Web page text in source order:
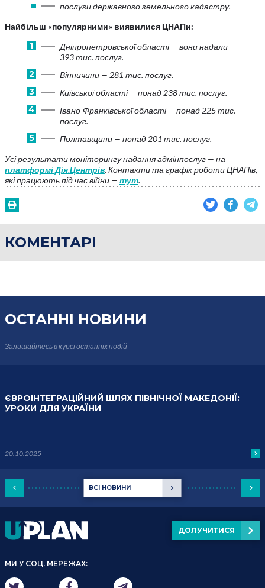
послуги державного земельного кадастру.
Найбільш «популярними» виявилися ЦНАПи:
Дніпропетровської області — вони надали
393 тис. послуг.
Вінничини — 281 тис. послуг.
Київської області — понад 238 тис. послуг.
Івано-Франківської області — понад 225 тис.
послуг.
Полтавщини — понад 201 тис. послуг.
Усі результати моніторингу надання адмінпослуг — на
платформі Дія.Центрів. Контакти та графік роботи ЦНАПів,
які працюють під час війни — тут.
КОМЕНТАРІ
ОСТАННІ НОВИНИ
Залишайтесь в курсіостанніх подій
ВСІ НОВИНИ
ЄВРОІНТЕГРАЦІЙНИЙ ШЛЯХ ПІВНІЧНОЇ МАКЕДОНІЇ:
УРОКИ ДЛЯ УКРАЇНИ
20.10.2025
МИ У СОЦ. МЕРЕЖАХ:
ДОЛУЧИТИСЯ